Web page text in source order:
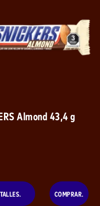
Almond 43,4 g
COMPRAR.